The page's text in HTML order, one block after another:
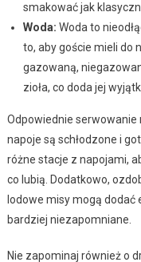
smakować jak
Woda: Woda to
to, aby goście mieli do
gazowaną,
zioła, co doda jej
Odpowiednie serwowanie
napoje są schłodzone i
różne stacje z napojami,
co lubią. Dodatkowo,
lodowe misy mogą dodać
bardziej niezapomniane.
Nie zapominaj również o